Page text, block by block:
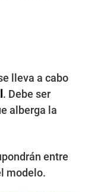
lleva a cabo
. Debe ser
alberga la
entre
modelo.